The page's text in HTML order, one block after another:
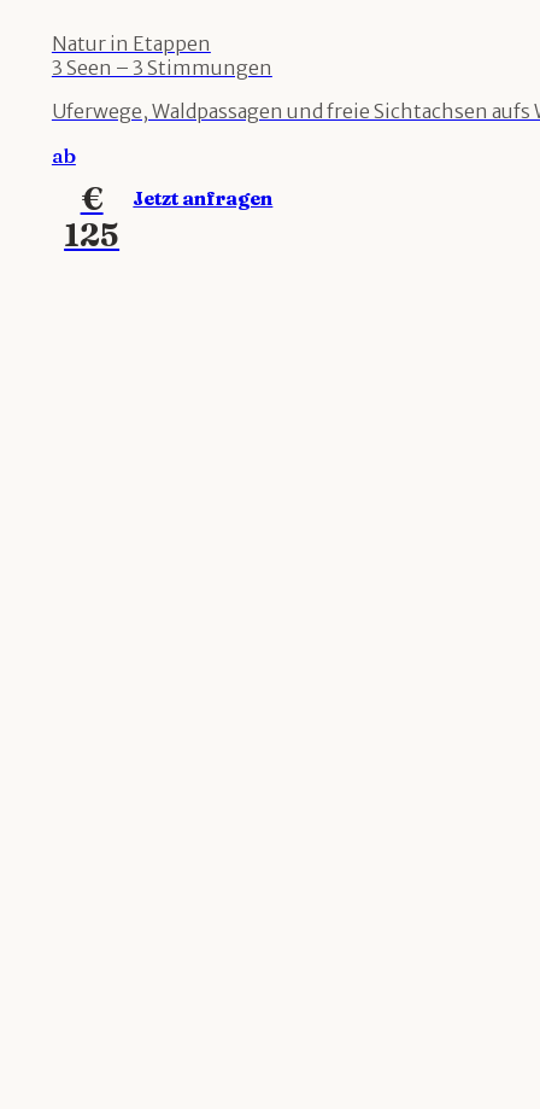
Natur in Etappen
3 Seen – 3 Stimmungen
Uferwege, Waldpassagen und freie Sichtachsen aufs
ab
€
125
Jetzt anfragen